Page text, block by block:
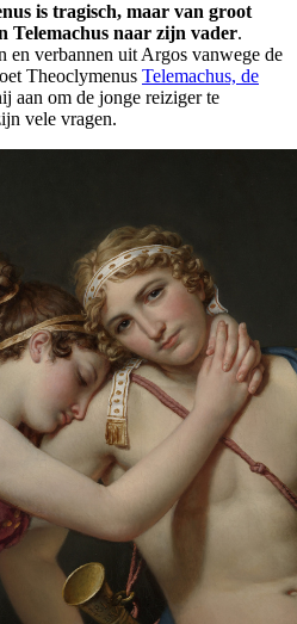
is tragisch, maar van groot
Telemachus naar zijn vader.
en verbannen uit Argos vanwege de
Theoclymenus Telemachus, de
aan om de jonge reiziger te
vele vragen.